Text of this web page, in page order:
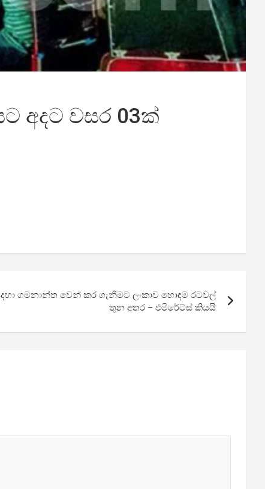
අදට වසර 03ක්
ගමනාන්ත වෙන් කර ගැනීමට ලංකාව හොඳම රටවල්
තුන අතර – එමිරේට්ස් කියයි